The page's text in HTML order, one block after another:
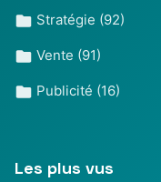
Stratégie (92)
Vente (91)
Publicité (16)
Les plus vus